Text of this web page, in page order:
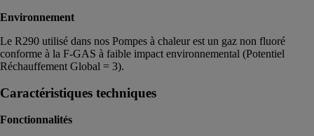
Environnement
Le R290 utilisé dans nos Pompes à chaleur est un gaz non fluoré
conforme à la F-GAS à faible impact environnemental (Potentiel
Réchauffement Global = 3).
Caractéristiques techniques
Fonctionnalités